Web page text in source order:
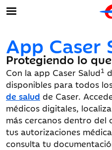
App Caser
Protegiendo lo
Con la app Caser Salud1
disponibles para todos
de salud de Caser.
médicos digitales,
más cercanos dentro del
tus autorizaciones
consulta tu